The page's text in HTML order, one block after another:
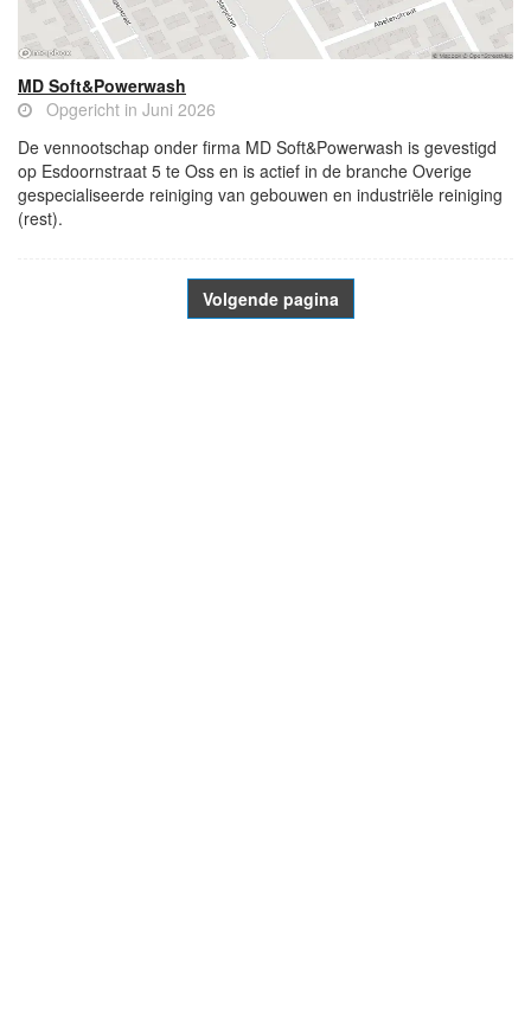
MD Soft&Powerwash
Opgericht in Juni 2026
De vennootschap onder firma MD Soft&Powerwash is gevestigd
op Esdoornstraat 5 te Oss en is actief in de branche Overige
gespecialiseerde reiniging van gebouwen en industriële reiniging
(rest).
Volgende pagina